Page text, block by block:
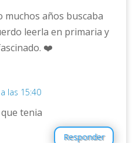
años buscaba
leerla en primaria y
❤️
las 15:40
tenia
Responder